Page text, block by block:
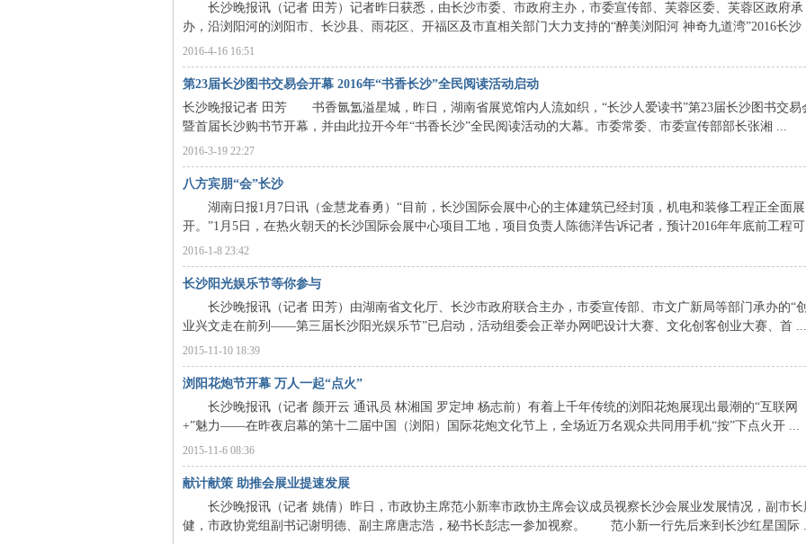
长
沙
文
长沙晚报讯（记者 田芳）记者昨日获悉，由长沙市委、市政府主办，市委宣传部、芙蓉区委、芙蓉区政府承
办，沿浏阳河的浏阳市、长沙县、雨花区、开福区及市直相关部门大力支持的“醉美浏阳河 神奇九道湾”2016长沙
2016-4-16 16:51
第23届长沙图书交易会开幕 2016年“书香长沙”全民阅读活动启动
长沙晚报记者 田芳 书香氤氲溢星城，昨日，湖南省展览馆内人流如织，“长沙人爱读书”第23届长沙图书交易
暨首届长沙购书节开幕，并由此拉开今年“书香长沙”全民阅读活动的大幕。市委常委、市委宣传部部长张湘 ...
2016-3-19 22:27
八方宾朋“会”长沙
湖南日报1月7日讯（金慧龙春勇）“目前，长沙国际会展中心的主体建筑已经封顶，机电和装修工程正全面展
开。”1月5日，在热火朝天的长沙国际会展中心项目工地，项目负责人陈德洋告诉记者，预计2016年年底前工程
2016-1-8 23:42
长沙阳光娱乐节等你参与
长沙晚报讯（记者 田芳）由湖南省文化厅、长沙市政府联合主办，市委宣传部、市文广新局等部门承办的“创
业兴文走在前列——第三届长沙阳光娱乐节”已启动，活动组委会正举办网吧设计大赛、文化创客创业大赛、首 ...
2015-11-10 18:39
浏阳花炮节开幕 万人一起“点火”
长沙晚报讯（记者 颜开云 通讯员 林湘国 罗定坤 杨志前）有着上千年传统的浏阳花炮展现出最潮的“互联网
+”魅力——在昨夜启幕的第十二届中国（浏阳）国际花炮文化节上，全场近万名观众共同用手机“按”下点火开 ...
2015-11-6 08:36
献计献策 助推会展业提速发展
长沙晚报讯（记者 姚倩）昨日，市政协主席范小新率市政协主席会议成员视察长沙会展业发展情况，副市长
健，市政协党组副书记谢明德、副主席唐志浩，秘书长彭志一参加视察。 范小新一行先后来到长沙红星国际